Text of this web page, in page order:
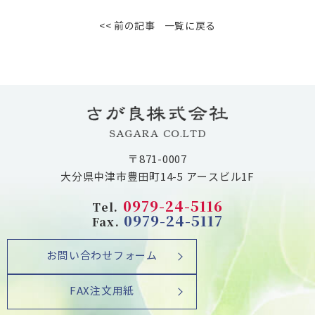
<< 前の記事 一覧に戻る
〒871-0007
大分県中津市豊田町14-5 アースビル1F
Tel. 0979-24-5116
Fax. 0979-24-5117
お問い合わせフォーム
FAX注文用紙